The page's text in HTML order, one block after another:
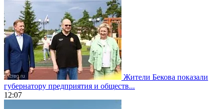
Жители Бекова показали
губернатору предприятия и обществ...
12:07